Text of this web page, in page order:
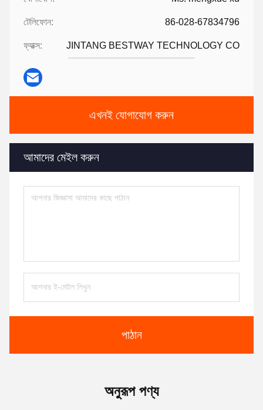
টেলিফোন: 86-028-67834796
ফ্যাক্স: JINTANG BESTWAY TECHNOLOGY CO
এখনই যোগাযোগ করুন
আমাদের মেইল করুন
পাঠান
অনুরূপ পণ্য